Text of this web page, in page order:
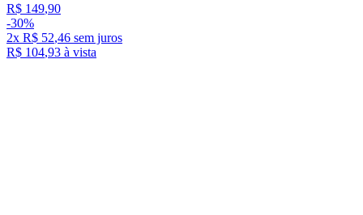
R$ 149,90
-30%
2x R$ 52,46 sem juros
R$ 104,93 à vista